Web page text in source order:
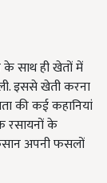
के साथ ही खेतों में
इससे खेती करना
की कई कहानियां
रसायनों के
अपनी फसलों